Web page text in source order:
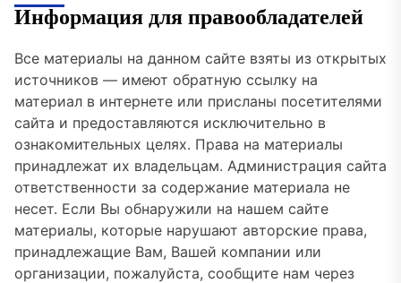
Информация для правообладателей
Все материалы на данном сайте взяты из открытых
источников — имеют обратную ссылку на
материал в интернете или присланы посетителями
сайта и предоставляются исключительно в
ознакомительных целях. Права на материалы
принадлежат их владельцам. Администрация сайта
ответственности за содержание материала не
несет. Если Вы обнаружили на нашем сайте
материалы, которые нарушают авторские права,
принадлежащие Вам, Вашей компании или
организации, пожалуйста, сообщите нам через